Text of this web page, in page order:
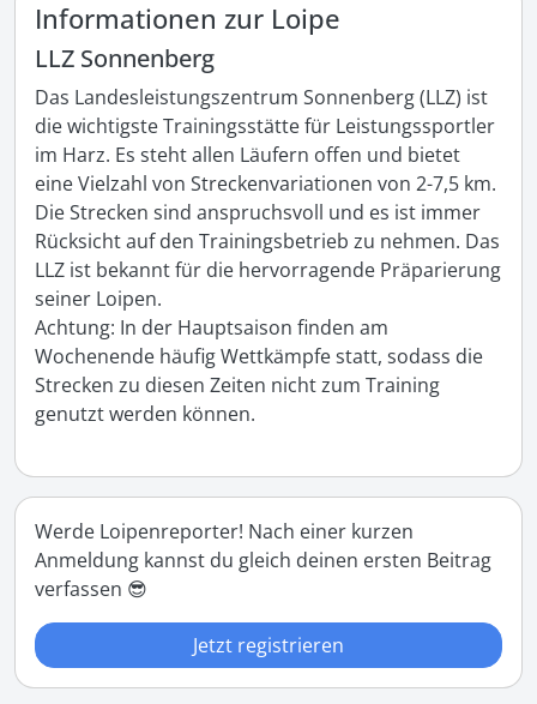
Informationen zur Loipe
LLZ Sonnenberg
Das Landesleistungszentrum Sonnenberg (LLZ) ist
die wichtigste Trainingsstätte für Leistungssportler
im Harz. Es steht allen Läufern offen und bietet
eine Vielzahl von Streckenvariationen von 2-7,5 km.
Die Strecken sind anspruchsvoll und es ist immer
Rücksicht auf den Trainingsbetrieb zu nehmen. Das
LLZ ist bekannt für die hervorragende Präparierung
seiner Loipen.
Achtung: In der Hauptsaison finden am
Wochenende häufig Wettkämpfe statt, sodass die
Strecken zu diesen Zeiten nicht zum Training
genutzt werden können.
Werde Loipenreporter! Nach einer kurzen
Anmeldung kannst du gleich deinen ersten Beitrag
verfassen 😎
Jetzt registrieren